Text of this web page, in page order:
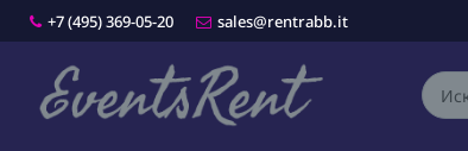
+7 (495) 369-05-20 sales@rentrabb.it